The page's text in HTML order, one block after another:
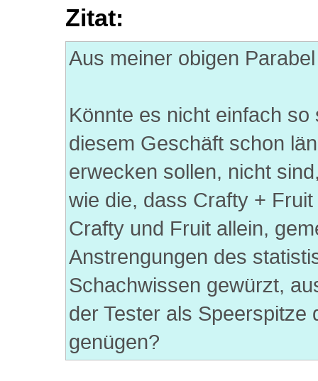
Zitat:
Aus meiner obigen
Könnte es nicht einfach
diesem Geschäft schon
erwecken sollen, nicht
wie die, dass Crafty +
Crafty und Fruit allein,
Anstrengungen des
Schachwissen gewürzt,
der Tester als
genügen?